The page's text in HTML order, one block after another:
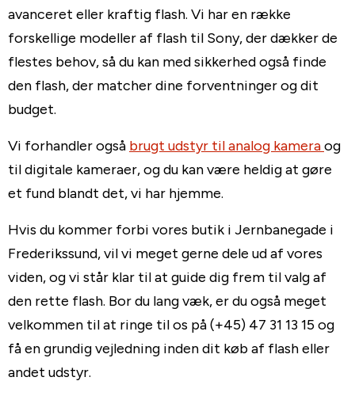
avanceret eller kraftig flash. Vi har en række
forskellige modeller af flash til Sony, der dækker de
flestes behov, så du kan med sikkerhed også finde
den flash, der matcher dine forventninger og dit
budget.
Vi forhandler også brugt udstyr til analog kameraog
til digitale kameraer, og du kan være heldig at gøre
et fund blandt det, vi har hjemme.
Hvis du kommer forbi vores butik i Jernbanegade i
Frederikssund, vil vi meget gerne dele ud af vores
viden, og vi står klar til at guide dig frem til valg af
den rette flash. Bor du lang væk, er du også meget
velkommen til at ringe til os på (+45) 47 31 13 15 og
få en grundig vejledning inden dit køb af flash eller
andet udstyr.